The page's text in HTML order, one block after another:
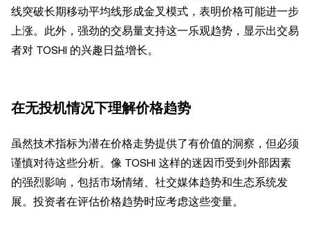
线突破长期移动平均线形成金叉模式，表明价格可能进一步
上涨。此外，强劲的交易量支持这一乐观趋势，显示出交易
者对 TOSHI 的兴趣日益增长。
在无投机情况下理解价格趋势
虽然技术指标为潜在价格走势提供了有价值的洞察，但必须
谨慎对待这些分析。像 TOSHI 这样的迷因币受到外部因素
的强烈影响，包括市场情绪、社交媒体趋势和生态系统发
展。投资者在评估价格趋势时应考虑这些变量。